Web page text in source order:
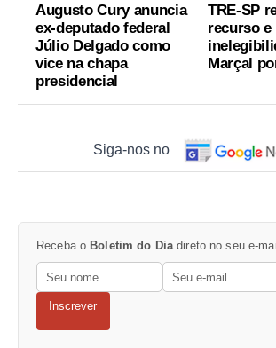
Augusto Cury anuncia
ex-deputado federal
Júlio Delgado como
vice na chapa
presidencial
TRE-SP
recurso e
Marçal
Siga-nos no
Receba o Boletim do Dia direto no seu e-
Inscrever